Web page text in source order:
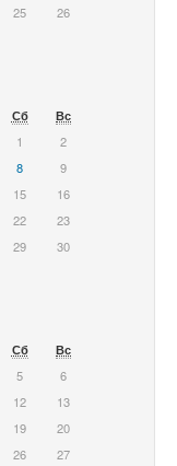
25
26
Сб
Вс
1
2
8
9
15
16
22
23
29
30
Сб
Вс
5
6
12
13
19
20
26 27